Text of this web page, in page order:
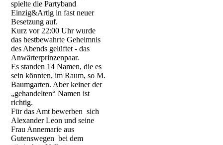
spielte die Partyband
Einzig&Artig in fast neuer
Besetzung auf.
Kurz vor 22:00 Uhr wurde
das bestbewahrte Geheimnis
des Abends gelüftet - das
Anwärterprinzenpaar.
Es standen 14 Namen, die es
sein könnten, im Raum, so M.
Baumgarten. Aber keiner der
„gehandelten“ Namen ist
richtig.
Für das Amt bewerben sich
Alexander Leon und seine
Frau Annemarie aus
Gutenswegen bei dem